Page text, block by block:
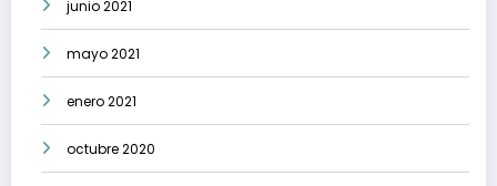
junio 2021
mayo 2021
enero 2021
octubre 2020